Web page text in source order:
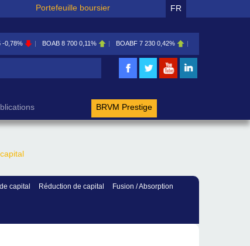
Portefeuille boursier FR
-0,78% BOAB 8 700 0,11% BOABF 7 230 0,42%
BRVM Prestige
capital Réduction de capital Fusion / Absorption